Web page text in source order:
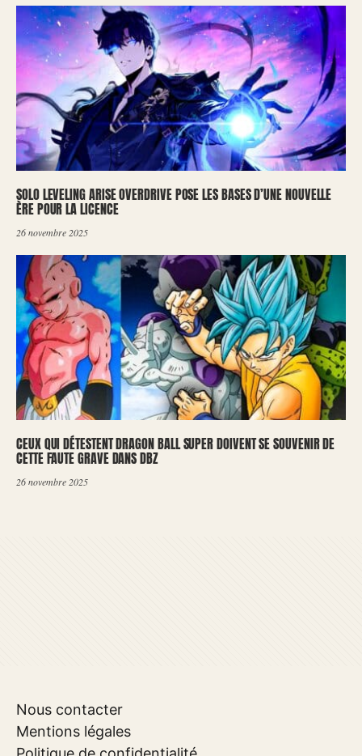
SOLO LEVELING ARISE OVERDRIVE POSE LES BASES D’UNE NOUVELLE
ÈRE POUR LA LICENCE
26 novembre 2025
CEUX QUI DÉTESTENT DRAGON BALL SUPER DOIVENT SE SOUVENIR DE
CETTE FAUTE GRAVE DANS DBZ
26 novembre 2025
Nous contacter
Mentions légales